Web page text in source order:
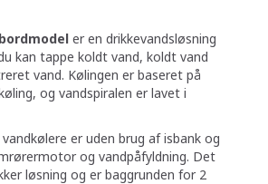
er en drikkevandsløsning
kan tappe koldt vand, koldt vand
vand. Kølingen er baseret på
og vandspiralen er lavet i
er uden brug af isbank og
og vandpåfyldning. Det
løsning og er baggrunden for 2